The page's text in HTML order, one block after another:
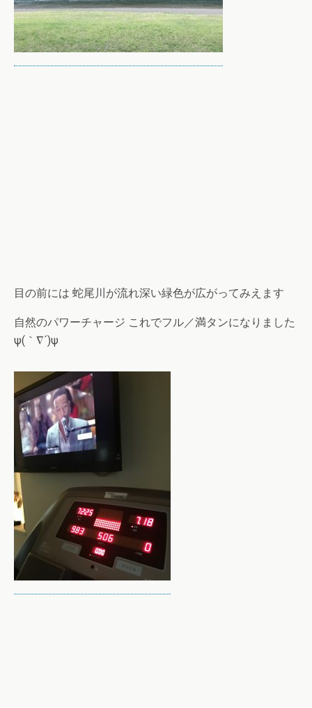
目の前には 蛇尾川が流れ深い緑色が広がってみえます
自然のパワーチャージ これでフル／満タンになりました
ψ(｀∇´)ψ